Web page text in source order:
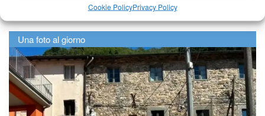
Cookie PolicyPrivacy Policy
Una foto al giorno